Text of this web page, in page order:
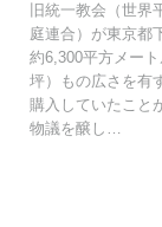
旧統一教会（世界
庭連合）が東京都
約6,300平方メー
坪）もの広さを有
購入していたこと
物議を醸し…